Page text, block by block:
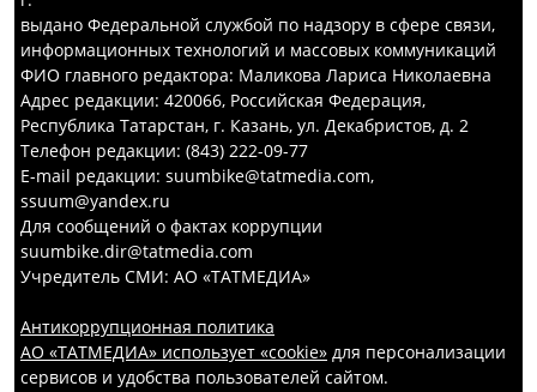
выдано Федеральной службой по надзору в сфере связи,
информационных технологий и массовых коммуникаций
ФИО главного редактора: Маликова Лариса Николаевна
Адрес редакции: 420066, Российская Федерация,
Республика Татарстан, г. Казань, ул. Декабристов, д. 2
Телефон редакции: (843) 222-09-77
E-mail редакции: suumbike@tatmedia.com,
ssuum@yandex.ru
Для сообщений о фактах коррупции
suumbike.dir@tatmedia.com
Учредитель СМИ: АО «ТАТМЕДИА»
Антикоррупционная политика
АО «ТАТМЕДИА» использует «cookie» для персонализации
сервисов и удобства пользователей сайтом.